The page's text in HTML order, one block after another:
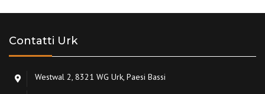
Contatti Urk
Westwal 2, 8321 WG Urk, Paesi Bassi